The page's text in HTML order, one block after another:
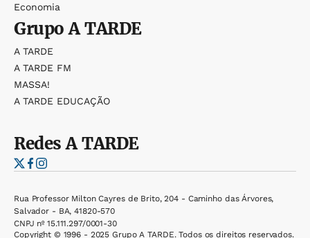
Economia
GrupoA TARDE
A TARDE
A TARDE FM
MASSA!
A TARDE EDUCAÇÃO
RedesA TARDE
Rua Professor Milton Cayres de Brito, 204 - Caminho das Árvores,
Salvador - BA, 41820-570
CNPJ nº 15.111.297/0001-30
Copyright © 1996 - 2025 Grupo A TARDE. Todos os direitos reservados.